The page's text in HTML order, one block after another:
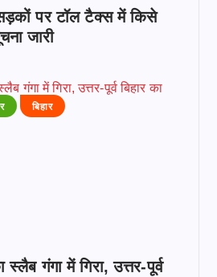
पर टॉल टैक्स में किसे
जारी
बिहार
गंगा में गिरा, उत्तर-पूर्व